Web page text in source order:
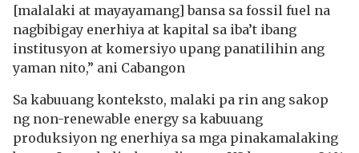
[malalaki at mayayamang] bansa sa fossil fuel na
nagbibigay enerhiya at kapital sa iba’t ibang
institusyon at komersiyo upang panatilihin ang
yaman nito,” ani Cabangon
Sa kabuuang konteksto, malaki pa rin ang sakop
ng non-renewable energy sa kabuuang
produksiyon ng enerhiya sa mga pinakamalaking